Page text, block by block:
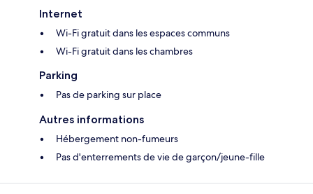
Internet
Wi-Fi gratuit dans les espaces communs
Wi-Fi gratuit dans les chambres
Parking
Pas de parking sur place
Autres informations
Hébergement non-fumeurs
Pas d'enterrements de vie de garçon/jeune-fille